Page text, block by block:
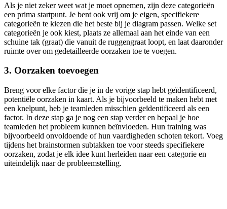
Als je niet zeker weet wat je moet opnemen, zijn deze categorieën
een prima startpunt. Je bent ook vrij om je eigen, specifiekere
categorieën te kiezen die het beste bij je diagram passen. Welke set
categorieën je ook kiest, plaats ze allemaal aan het einde van een
schuine tak (graat) die vanuit de ruggengraat loopt, en laat daaronder
ruimte over om gedetailleerde oorzaken toe te voegen.
3. Oorzaken toevoegen
Breng voor elke factor die je in de vorige stap hebt geïdentificeerd,
potentiële oorzaken in kaart. Als je bijvoorbeeld te maken hebt met
een knelpunt, heb je teamleden misschien geïdentificeerd als een
factor. In deze stap ga je nog een stap verder en bepaal je hoe
teamleden het probleem kunnen beïnvloeden. Hun training was
bijvoorbeeld onvoldoende of hun vaardigheden schoten tekort. Voeg
tijdens het brainstormen subtakken toe voor steeds specifiekere
oorzaken, zodat je elk idee kunt herleiden naar een categorie en
uiteindelijk naar de probleemstelling.